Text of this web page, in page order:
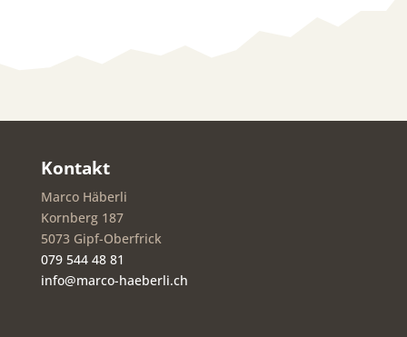
Kontakt
Marco Häberli
Kornberg 187
5073 Gipf-Oberfrick
079 544 48 81
info@marco-haeberli.ch